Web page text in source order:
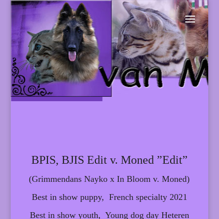
BPIS, BJIS Edit v. Moned ”Edit”
(Grimmendans Nayko x In Bloom v. Moned)
Best in show puppy, French specialty 2021
Best in show youth, Young dog day Heteren